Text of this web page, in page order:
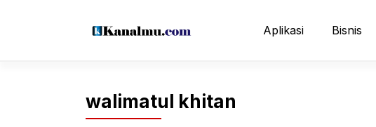
Aplikasi Bisnis
walimatul khitan